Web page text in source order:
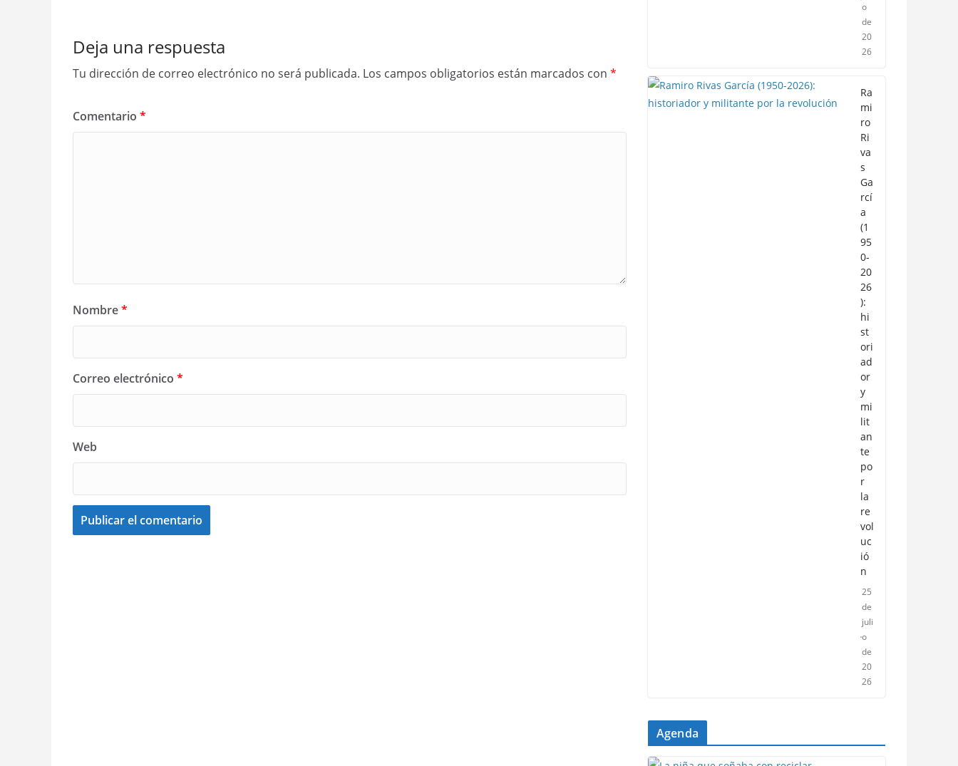
Deja una respuesta
Tu dirección de correo electrónico no será publicada. Los campos obligatorios están marcados con *
Comentario *
Nombre*
Correo electrónico *
Web
o
de
20
26
Ra
mi
ro
Ri
va
s
Ga
rcí
a
(1
95
0-
20
26
):
hi
st
ori
ad
or
y
mi
lit
an
te
po
r
la
re
vol
uc
ió
n
25
de
juli
o
de
20
26
Agenda